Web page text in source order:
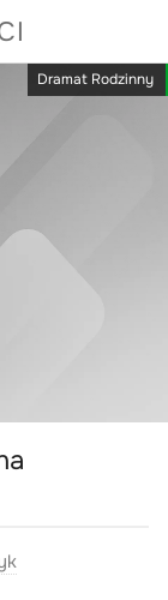
Dramat Rodzinny